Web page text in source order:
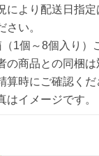
により配送日指
さい。
1個～8個入り）
商品との同梱は
時にご確認くだ
イメージです。